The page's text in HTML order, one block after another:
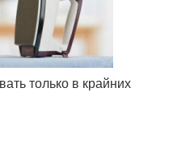
только в крайних